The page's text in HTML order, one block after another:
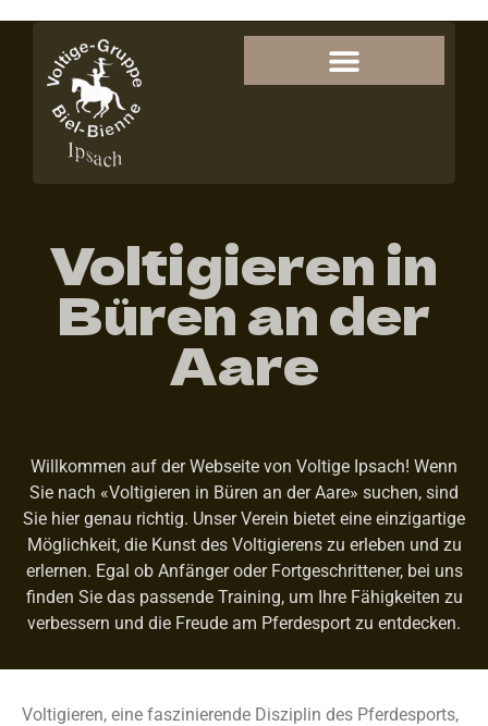
Voltigieren in
Büren an der
Aare
Willkommen auf der Webseite von Voltige Ipsach! Wenn
Sie nach «Voltigieren in Büren an der Aare» suchen, sind
Sie hier genau richtig. Unser Verein bietet eine einzigartige
Möglichkeit, die Kunst des Voltigierens zu erleben und zu
erlernen. Egal ob Anfänger oder Fortgeschrittener, bei uns
finden Sie das passende Training, um Ihre Fähigkeiten zu
verbessern und die Freude am Pferdesport zu entdecken.
Voltigieren, eine faszinierende Disziplin des Pferdesports,